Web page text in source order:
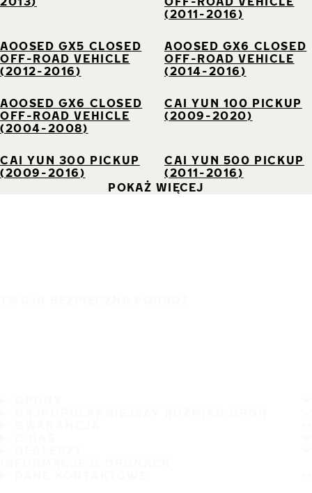
(2011-2016)
AOOSED GX5 CLOSED
OFF-ROAD VEHICLE
(2012-2016)
AOOSED GX6 CLOSED
OFF-ROAD VEHICLE
(2014-2016)
AOOSED GX6 CLOSED
OFF-ROAD VEHICLE
(2004-2008)
CAI YUN 100 PICKUP
(2009-2020)
CAI YUN 300 PICKUP
(2009-2016)
CAI YUN 500 PICKUP
(2011-2016)
POKAŻ WIĘCEJ